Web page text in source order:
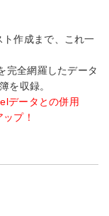
作成まで、これ一
完全網羅したデータ
を収録。
データとの併用
プ！